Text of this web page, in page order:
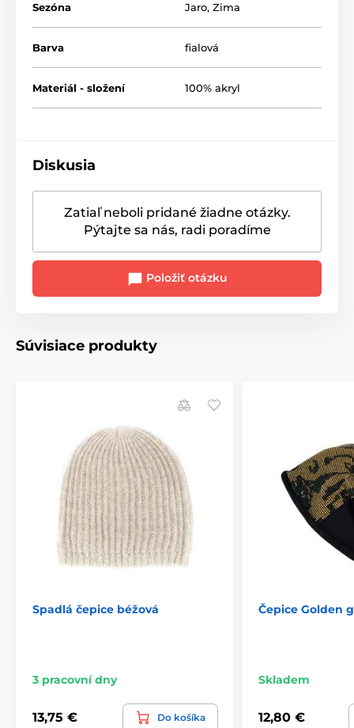
Sezóna Jaro, Zima
Barva fialová
Materiál - složení 100% akryl
Diskusia
Zatiaľ neboli pridané žiadne otázky.
Pýtajte sa nás, radi poradíme
Položiť otázku
Súvisiace produkty
Spadlá čepice béžová
3 pracovní dny
13,75 € Do košíka
Čepice Golden
Skladem
12,80 €